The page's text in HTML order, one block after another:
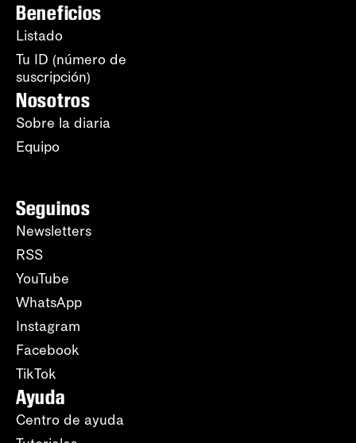
Beneficios
Listado
Tu ID (número de
suscripción)
Nosotros
Sobre la diaria
Equipo
Seguinos
Newsletters
RSS
YouTube
WhatsApp
Instagram
Facebook
TikTok
Ayuda
Centro de ayuda